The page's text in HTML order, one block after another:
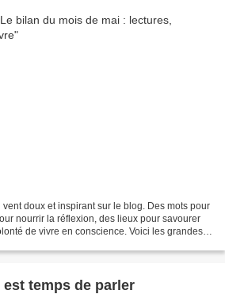
doux et inspirant sur le blog. Des mots pour
nourrir la réflexion, des lieux pour savourer
de vivre en conscience. Voici les grandes
temps de parler